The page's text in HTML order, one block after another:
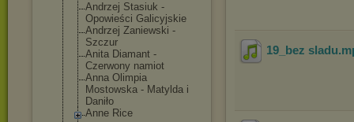
Andrzej Stasiuk -
Opowieści Galicyjskie
Andrzej Zaniewski -
Szczur
Anita Diamant -
Czerwony namiot
Anna Olimpia
Mostowska - Matylda i
Daniło
Anne Rice
19_bez sladu